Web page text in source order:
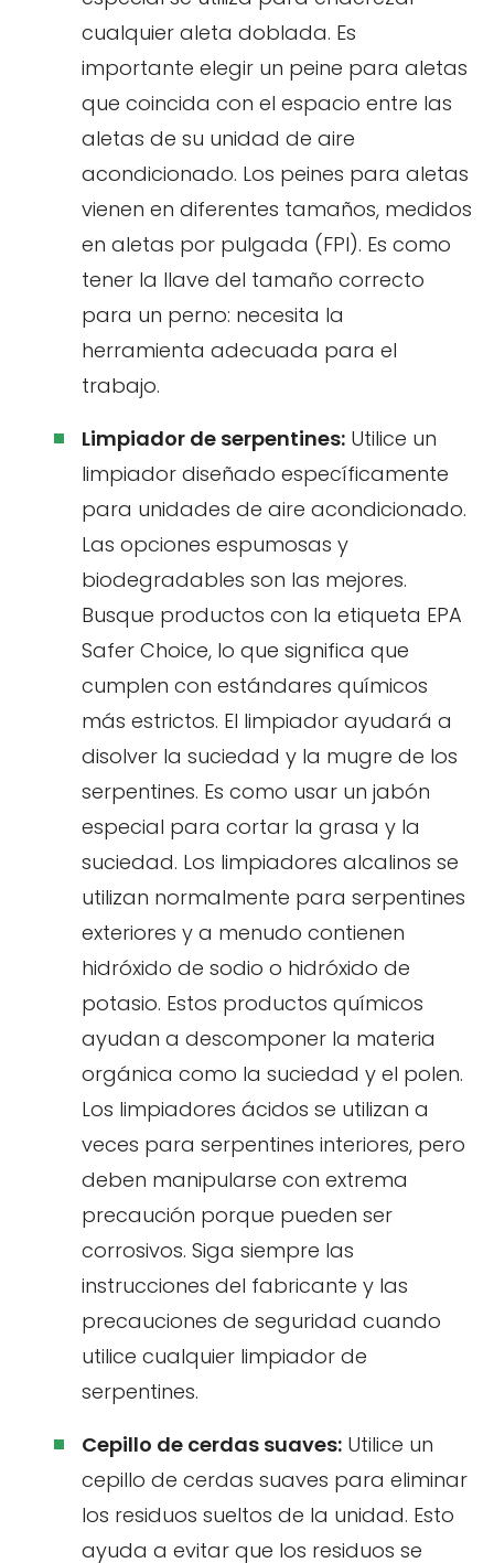
cualquier aleta doblada. Es
importante elegir un peine para aletas
que coincida con el espacio entre las
aletas de su unidad de aire
acondicionado. Los peines para aletas
vienen en diferentes tamaños, medidos
en aletas por pulgada (FPI). Es como
tener la llave del tamaño correcto
para un perno: necesita la
herramienta adecuada para el
trabajo.
Limpiador de serpentines: Utilice un
limpiador diseñado específicamente
para unidades de aire acondicionado.
Las opciones espumosas y
biodegradables son las mejores.
Busque productos con la etiqueta EPA
Safer Choice, lo que significa que
cumplen con estándares químicos
más estrictos. El limpiador ayudará a
disolver la suciedad y la mugre de los
serpentines. Es como usar un jabón
especial para cortar la grasa y la
suciedad. Los limpiadores alcalinos se
utilizan normalmente para serpentines
exteriores y a menudo contienen
hidróxido de sodio o hidróxido de
potasio. Estos productos químicos
ayudan a descomponer la materia
orgánica como la suciedad y el polen.
Los limpiadores ácidos se utilizan a
veces para serpentines interiores, pero
deben manipularse con extrema
precaución porque pueden ser
corrosivos. Siga siempre las
instrucciones del fabricante y las
precauciones de seguridad cuando
utilice cualquier limpiador de
serpentines.
Cepillo de cerdas suaves: Utilice un
cepillo de cerdas suaves para eliminar
los residuos sueltos de la unidad. Esto
ayuda a evitar que los residuos se